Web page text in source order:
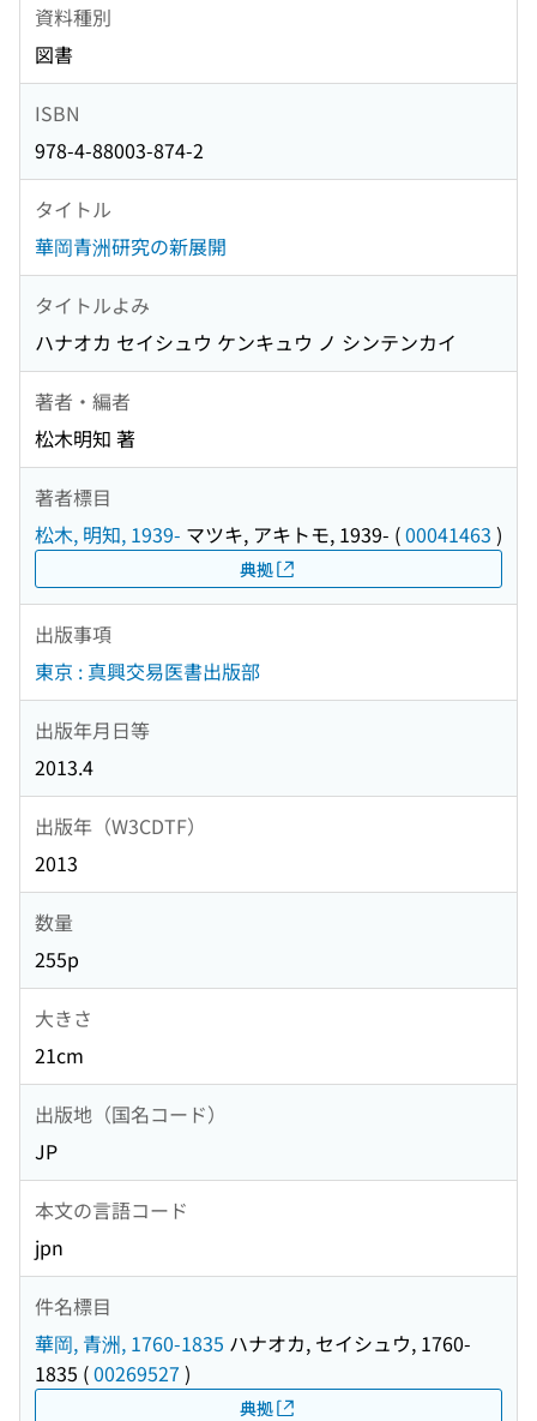
資料種別
図書
ISBN
978-4-88003-874-2
タイトル
華岡青洲研究の新展開
タイトルよみ
ハナオカ セイシュウ ケンキュウ ノ シンテンカイ
著者・編者
松木明知 著
著者標目
松木, 明知, 1939- マツキ, アキトモ, 1939- (00041463 )
典拠
出版事項
東京 : 真興交易医書出版部
出版年月日等
2013.4
出版年（W3CDTF）
2013
数量
255p
大きさ
21cm
出版地（国名コード）
JP
本文の言語コード
jpn
件名標目
華岡, 青洲, 1760-1835 ハナオカ, セイシュウ, 1760-
1835 (00269527 )
典拠